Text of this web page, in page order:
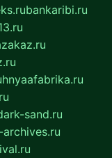
bankaribi.ru
sand.ru
archives.ru